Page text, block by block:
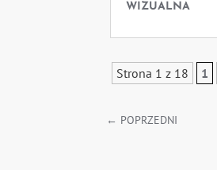
WIZUALNA
Strona 1 z 18 1
← POPRZEDNI